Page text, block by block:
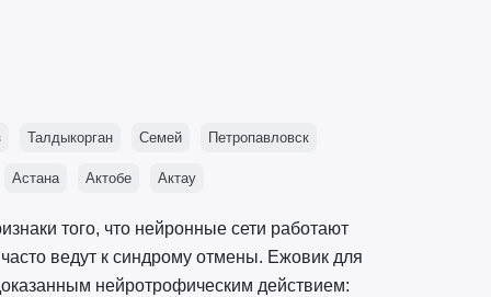
Талдыкорган Семей Петропавловск
Астана Актобе Актау
того, что нейронные сети работают
ведут к синдрому отмены. Ежовик для
нейротрофическим действием: